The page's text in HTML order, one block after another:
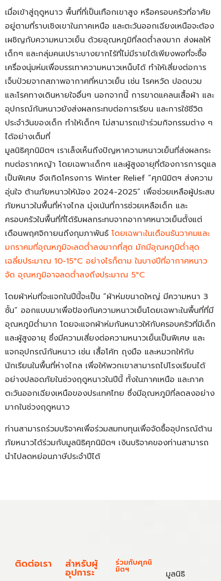
เมื่อเข้าสู่ฤดูหนาว พื้นที่ที่เป็นเทือกเขาสูง หรือครอบครัวที่อาศัย
อยู่ตามที่ราบเชิงเขาในภาคเหนือ และตะวันออกเฉียงเหนือจะต้อง
เผชิญกับความหนาวเย็น ด้วยอุณหภูมิที่ลดต่ำลงมาก ส่งผลให้
เด็กๆ และกลุ่มคนเปราะบางยากไร้ที่ไม่มีรายได้เพียงพอที่จะซื้อ
เครื่องนุ่มห่มเพื่อบรรเทาความหนาวเหน็บได้ ทำให้เสี่ยงต่อการ
เจ็บป่วยจากสภาพอากาศที่หนาวเย็น เช่น โรคหวัด ปอดบวม
และโรคทางเดินหายใจอื่นๆ นอกจากนี้ การขาดแคลนเสื้อผ้า และ
อุปกรณ์กันหนาวยังส่งผลกระทบต่อการเรียน และการใช้ชีวิต
ประจำวันของเด็ก ทำให้เด็กๆ ไม่สามารถเข้าร่วมกิจกรรมต่าง ๆ
ได้อย่างเต็มที่
มูลนิธิศุภนิมิตฯ เราเล็งเห็นถึงปัญหาความหนาวเย็นที่ส่งผลกระ
ทบต่อรากหญ้า โดยเฉพาะเด็กๆ และผู้สูงอายุที่ต้องการการดูแล
เป็นพิเศษ จึงเกิดโครงการ Winter Relief “ศุภนิมิตฯ ส่งความ
อุ่นใจ ต้านภัยหนาวให้น้อง 2024-2025” เพื่อช่วยเหลือผู้ประสบ
ภัยหนาวในพื้นที่ห่างไกล มุ่งเน้นที่การช่วยเหลือเด็ก และ
ครอบครัวในพื้นที่ที่ได้รับผลกระทบจากอากาศหนาวเย็นตั้งแต่
เดือนพฤศจิกายนถึงกุมภาพันธ์ โดยเฉพาะในเดือนธันวาคมและ
มกราคมที่อุณหภูมิจะลดต่ำลงมากที่สุด มักมีอุณหภูมิต่ำสุด
เฉลี่ยประมาณ 10-15°C อย่างไรก็ตาม ในบางปีที่อากาศหนาว
จัด อุณหภูมิอาจลดต่ำลงถึงประมาณ 5°C
โดยผ้าห่มที่จะแจกในปีนี้จะเป็น “ผ้าห่มขนาดใหญ่ มีความหนา 3
ชั้น” ออกแบบมาเพื่อป้องกันความหนาวเย็นโดยเฉพาะในพื้นที่ที่มี
อุณหภูมิต่ำมาก โดยจะแจกผ้าห่มกันหนาวให้กับครอบครัวที่มีเด็ก
และผู้สูงอายุ ซึ่งมีความเสี่ยงต่อความหนาวเย็นเป็นพิเศษ และ
แจกอุปกรณ์กันหนาว เช่น เสื้อโค้ท ถุงมือ และหมวกให้กับ
นักเรียนในพื้นที่ห่างไกล เพื่อให้พวกเขาสามารถไปโรงเรียนได้
อย่างปลอดภัยในช่วงฤดูหนาวในปีนี้ ทั้งในภาคเหนือ และภาค
ตะวันออกเฉียงเหนือของประเทศไทย ซึ่งมีอุณหภูมิที่ลดลงอย่าง
มากในช่วงฤดูหนาว
ท่านสามารถร่วมบริจาคเพื่อร่วมสมทบทุนเพื่อจัดซื้ออุปกรณ์ต้าน
ภัยหนาวได้ร่วมกับมูลนิธิศุภนิมิตฯ เงินบริจาคของท่านสามารถ
นำไปลดหย่อนภาษีประจำปีได้
ติดต่อเรา สำหรับผู้
อุปการะ
ร่วมกับศุภนิ
มิตฯ
มูลนิธิ